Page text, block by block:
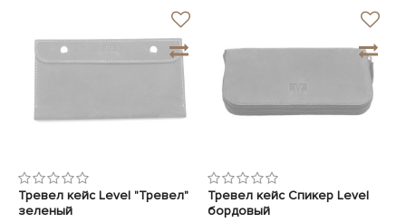
Тревел кейс Level "Тревел"
зеленый
Тревел кейс Спикер Level
бордовый